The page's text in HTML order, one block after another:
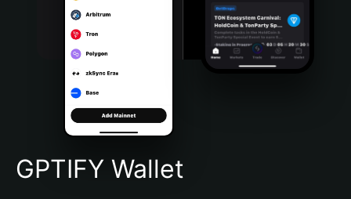
Bahasa Indonesia
Português (Brasil)
Español (Argentina)
GPTIFY Wallet